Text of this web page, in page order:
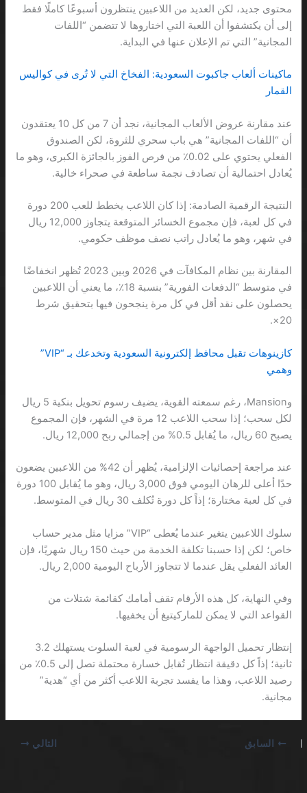
محتوى جديد، لكن العديد من اللاعبين ينتظرون أسبوعًا كاملًا فقط
إلى أن يكتشفوا أن اللعبة التي اختاروها لا تتضمن “اللفات
المجانية” التي تم الإعلان عنها في البداية.
ماكينات ألعاب جاكبوت السعودية: الفخاخ التي لا تُرى في كواليس
القمار
عند مقارنة عروض الألعاب المجانية، نجد أن 7 من كل 10 يعتقدون
أن “اللفات المجانية” هي باب سحري للثروة، لكن الصندوق
الفعلي يحتوي على 0.02٪ من فرص الفوز بالجائزة الكبرى، وهو ما
يُعادل احتمالية أن تصادف نجمة ساطعة في صحراء خالية.
النتيجة الرقمية الصادمة: إذا كان اللاعب يخطط للعب 200 دورة
في كل لعبة، فإن مجموع الخسائر المتوقعة يتجاوز 12,000 ريال
في شهر، وهو ما يُعادل راتب نصف موظف حكومي.
المقارنة بين نظام المكافآت في 2026 وبين 2023 تُظهر انخفاضًا
في متوسط “الدفعات الفورية” بنسبة 18٪، ما يعني أن اللاعبين
يحصلون على نقد أقل في كل مرة ينجحون فيها بتحقيق شرط
20×.
كازينوهات تقبل محافظ إلكترونية السعودية وتخدعك بـ “VIP”
وهمي
وMansion، رغم سمعته القوية، يضيف رسوم تحويل بنكية 5 ريال
لكل سحب؛ إذا سحب اللاعب 12 مرة في الشهر، فإن المجموع
يصبح 60 ريال، ما يُقابل 0.5% من إجمالي ربح 12,000 ريال.
عند مراجعة إحصائيات الإلزامية، يُظهر أن 42% من اللاعبين يضعون
حدًا أعلى للرهان اليومي فوق 3,000 ريال، وهو ما يُقابل 100 دورة
في كل لعبة مختارة؛ إذاً كل دورة تُكلف 30 ريال في المتوسط.
سلوك اللاعبين يتغير عندما يُعطى “VIP” مزايا مثل مدير حساب
خاص؛ لكن إذا حسبنا تكلفة الخدمة من حيث 150 ريال شهريًا، فإن
العائد الفعلي يقل عندما لا تتجاوز الأرباح اليومية 2,000 ريال.
وفي النهاية، كل هذه الأرقام تقف أمامك كقائمة شتلات من
القواعد التي لا يمكن للماركيتيغ أن يخفيها.
إنتظار تحميل الواجهة الرسومية في لعبة السلوت يستهلك 3.2
ثانية؛ إذاً كل دقيقة انتظار تُقابل خسارة محتملة تصل إلى 0.5٪ من
رصيد اللاعب، وهذا ما يفسد تجربة اللاعب أكثر من أي “هدية”
مجانية.
السابق التالي